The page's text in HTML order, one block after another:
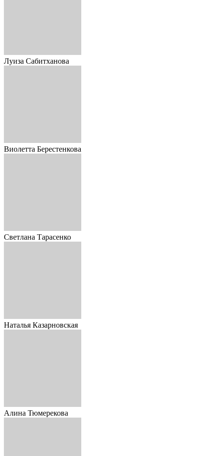
Луиза Сабитханова
Виолетта Берестенкова
Светлана Тарасенко
Наталья Казарновская
Алина Тюмерекова